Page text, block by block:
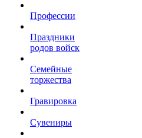
Профессии
Праздники
родов войск
Семейные
торжества
Гравировка
Сувениры